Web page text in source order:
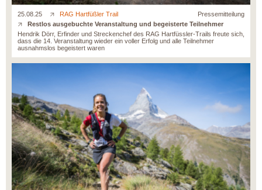
25.08.25 RAG Hartfüßler Trail
Pressemitteilung
Restlos ausgebuchte Veranstaltung und begeisterte Teilnehmer
Hendrik Dörr, Erfinder und Streckenchef des RAG Hartfüssler-Trails freute sich,
dass die 14. Veranstaltung wieder ein voller Erfolg und alle Teilnehmer
ausnahmslos begeistert waren